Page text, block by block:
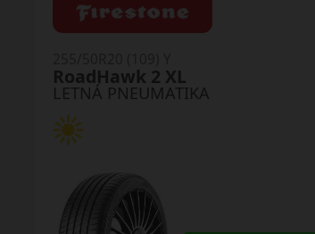
LETNÁ PNEUMATIKA
RoadHawk 2 XL